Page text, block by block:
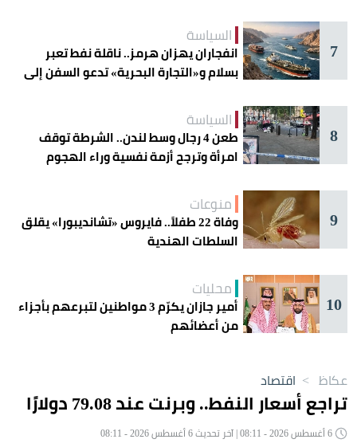
7
السياسة
انفجاران يهزان هرمز.. ناقلة نفط تعبر
بسلام و«التجارة البحرية» تدعو السفن إلى
8
السياسة
طعن 4 رجال وسط لندن.. الشرطة توقف
امرأة وترجح أزمة نفسية وراء الهجوم
9
منوعات
وفاة 22 طفلاً.. فايروس «تشانديبورا» يقلق
السلطات الهندية
10
محليات
أمير جازان يكرّم 3 مواطنين لتبرعهم بأجزاء
من أعضائهم
عكاظ > اقتصاد
تراجع أسعار النفط.. وبرنت عند 79.08 دولارًا